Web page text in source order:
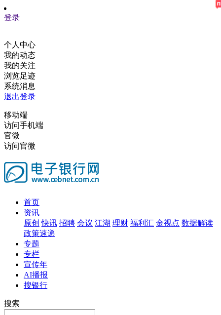
登录
个人中心
我的动态
我的关注
浏览足迹
系统消息
退出登录
移动端
访问手机端
官微
访问官微
首页
资讯
原创 快讯 招聘 会议 江湖 理财 福利汇 金视点 数据解读
政策速递
专题
专栏
宣传年
AI播报
搜银行
搜索